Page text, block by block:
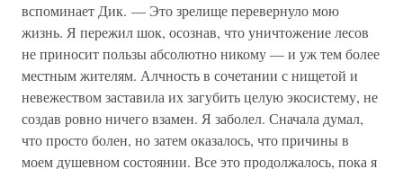
вспоминает Дик. — Это зрелище перевернуло мою
жизнь. Я пережил шок, осознав, что уничтожение лесов
не приносит пользы абсолютно никому — и уж тем более
местным жителям. Алчность в сочетании с нищетой и
невежеством заставила их загубить целую экосистему, не
создав ровно ничего взамен. Я заболел. Сначала думал,
что просто болен, но затем оказалось, что причины в
моем душевном состоянии. Все это продолжалось, пока я